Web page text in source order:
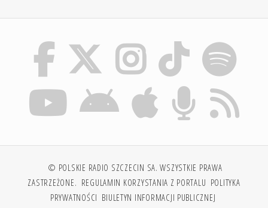
© POLSKIE RADIO SZCZECIN SA. WSZYSTKIE PRAWA
ZASTRZEŻONE. REGULAMIN KORZYSTANIA Z PORTALU POLITYKA
PRYWATNOŚCI BIULETYN INFORMACJI PUBLICZNEJ